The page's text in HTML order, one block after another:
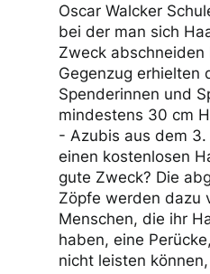
Oscar Walcker
bei der man sich
Zweck abschneiden
Gegenzug erhielten
Spenderinnen und
mindestens 30 cm
- Azubis aus dem
einen kostenlosen
gute Zweck? Die
Zöpfe werden dazu
Menschen, die ihr
haben, eine
nicht leisten